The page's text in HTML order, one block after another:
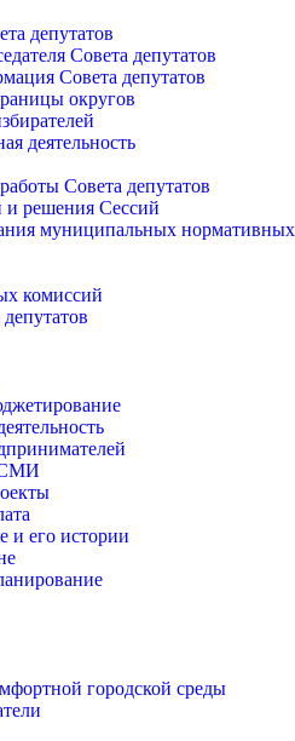
депутатов
Совета депутатов
Совета депутатов
округов
деятельность
Совета депутатов
решения Сессий
муниципальных нормативных
комиссий
СМИ
и его истории
городской среды